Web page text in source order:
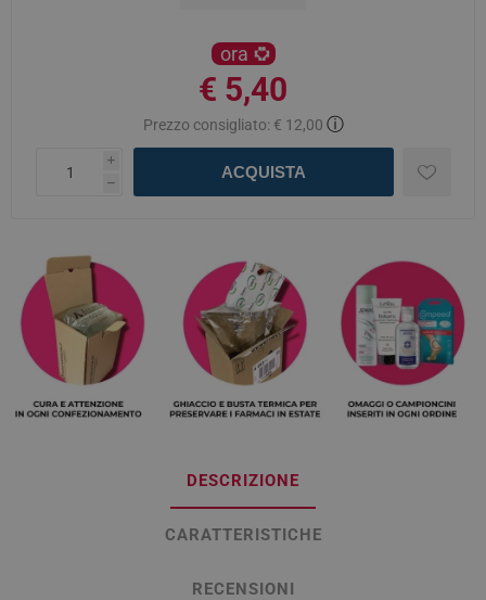
ora
€ 5,40
Prezzo consigliato: € 12,00 ⓘ
i
h
ACQUISTA
DESCRIZIONE
CARATTERISTICHE
RECENSIONI